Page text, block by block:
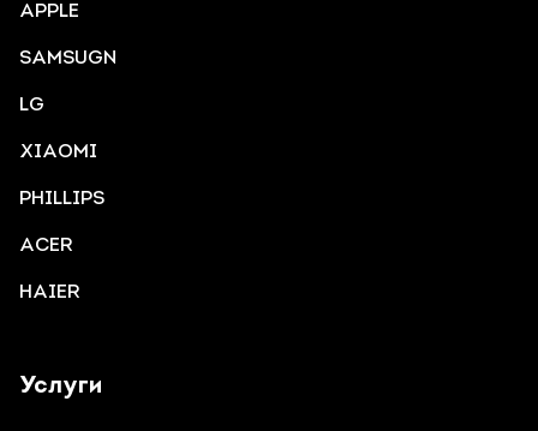
Услуги
APPLE
SAMSUGN
LG
XIAOMI
PHILLIPS
ACER
HAIER